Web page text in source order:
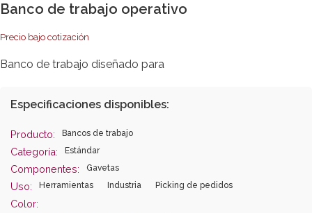
Banco de trabajo operativo
Precio bajo cotización
Banco de trabajo diseñado para
Especificaciones disponibles:
Producto: Bancos de trabajo
Categoría: Estándar
Componentes: Gavetas
Uso: Herramientas Industria Picking de pedidos
Color: